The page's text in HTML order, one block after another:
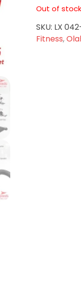
Out of stock
SKU: LX
Fitness,